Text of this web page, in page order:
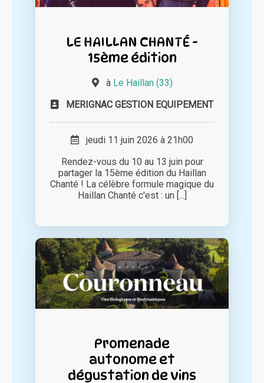
LE HAILLAN CHANTÉ -
15ème édition
à Le Haillan (33)
MERIGNAC GESTION EQUIPEMENT
jeudi 11 juin 2026 à 21h00
Rendez-vous du 10 au 13 juin pour
partager la 15ème édition du Haillan
Chanté ! La célèbre formule magique du
Haillan Chanté c'est : un [...]
Promenade
autonome et
dégustation de vins